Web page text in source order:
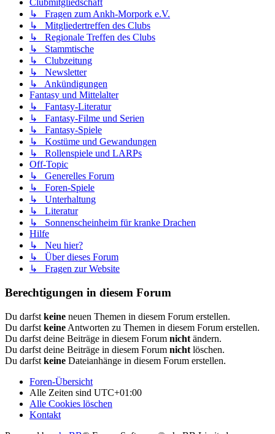
Clubmitgliedschaft
↳ Fragen zum Ankh-Morpork e.V.
↳ Mitgliedertreffen des Clubs
↳ Regionale Treffen des Clubs
↳ Stammtische
↳ Clubzeitung
↳ Newsletter
↳ Ankündigungen
Fantasy und Mittelalter
↳ Fantasy-Literatur
↳ Fantasy-Filme und Serien
↳ Fantasy-Spiele
↳ Kostüme und Gewandungen
↳ Rollenspiele und LARPs
Off-Topic
↳ Generelles Forum
↳ Foren-Spiele
↳ Unterhaltung
↳ Literatur
↳ Sonnenscheinheim für kranke Drachen
Hilfe
↳ Neu hier?
↳ Über dieses Forum
↳ Fragen zur Website
Berechtigungen in diesem Forum
Du darfst keine neuen Themen in diesem Forum erstellen.
Du darfst keine Antworten zu Themen in diesem Forum erstellen.
Du darfst deine Beiträge in diesem Forum nicht ändern.
Du darfst deine Beiträge in diesem Forum nicht löschen.
Du darfst keine Dateianhänge in diesem Forum erstellen.
Foren-Übersicht
Alle Zeiten sind UTC+01:00
Alle Cookies löschen
Kontakt